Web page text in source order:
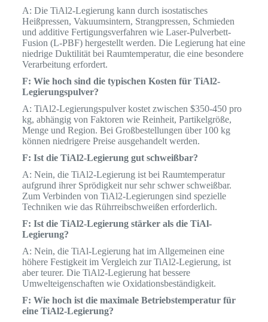
A: Die TiAl2-Legierung kann durch isostatisches
Heißpressen, Vakuumsintern, Strangpressen, Schmieden
und additive Fertigungsverfahren wie Laser-Pulverbett-
Fusion (L-PBF) hergestellt werden. Die Legierung hat eine
niedrige Duktilität bei Raumtemperatur, die eine besondere
Verarbeitung erfordert.
F: Wie hoch sind die typischen Kosten für TiAl2-
Legierungspulver?
A: TiAl2-Legierungspulver kostet zwischen $350-450 pro
kg, abhängig von Faktoren wie Reinheit, Partikelgröße,
Menge und Region. Bei Großbestellungen über 100 kg
können niedrigere Preise ausgehandelt werden.
F: Ist die TiAl2-Legierung gut schweißbar?
A: Nein, die TiAl2-Legierung ist bei Raumtemperatur
aufgrund ihrer Sprödigkeit nur sehr schwer schweißbar.
Zum Verbinden von TiAl2-Legierungen sind spezielle
Techniken wie das Rührreibschweißen erforderlich.
F: Ist die TiAl2-Legierung stärker als die TiAl-
Legierung?
A: Nein, die TiAl-Legierung hat im Allgemeinen eine
höhere Festigkeit im Vergleich zur TiAl2-Legierung, ist
aber teurer. Die TiAl2-Legierung hat bessere
Umwelteigenschaften wie Oxidationsbeständigkeit.
F: Wie hoch ist die maximale Betriebstemperatur für
eine TiAl2-Legierung?